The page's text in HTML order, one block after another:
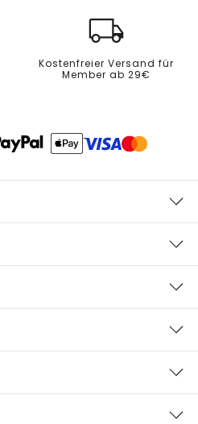
Kostenfreier Versand für
Member ab 29€